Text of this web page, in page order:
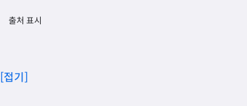
출처 표시
[접기]